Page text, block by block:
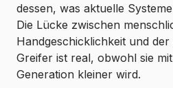
dessen, was aktuelle
Die Lücke zwischen
Handgeschicklichkeit und
Greifer ist real, obwohl sie
Generation kleiner wird.